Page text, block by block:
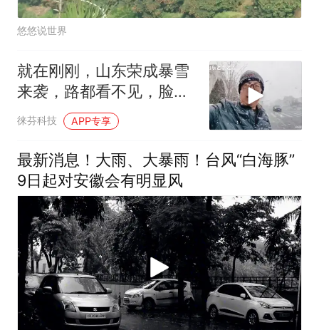
悠悠说世界
就在刚刚，山东荣成暴雪
来袭，路都看不见，脸如
刀割
徕芬科技 APP专享
最新消息！大雨、大暴雨！台风“白海豚”
9日起对安徽会有明显风